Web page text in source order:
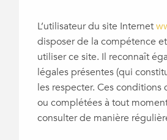
L’utilisateur du site Internet
disposer de la compétence
utiliser ce site. Il reconnaît
légales présentes (qui
les respecter. Ces conditions
ou complétées à tout
consulter de manière